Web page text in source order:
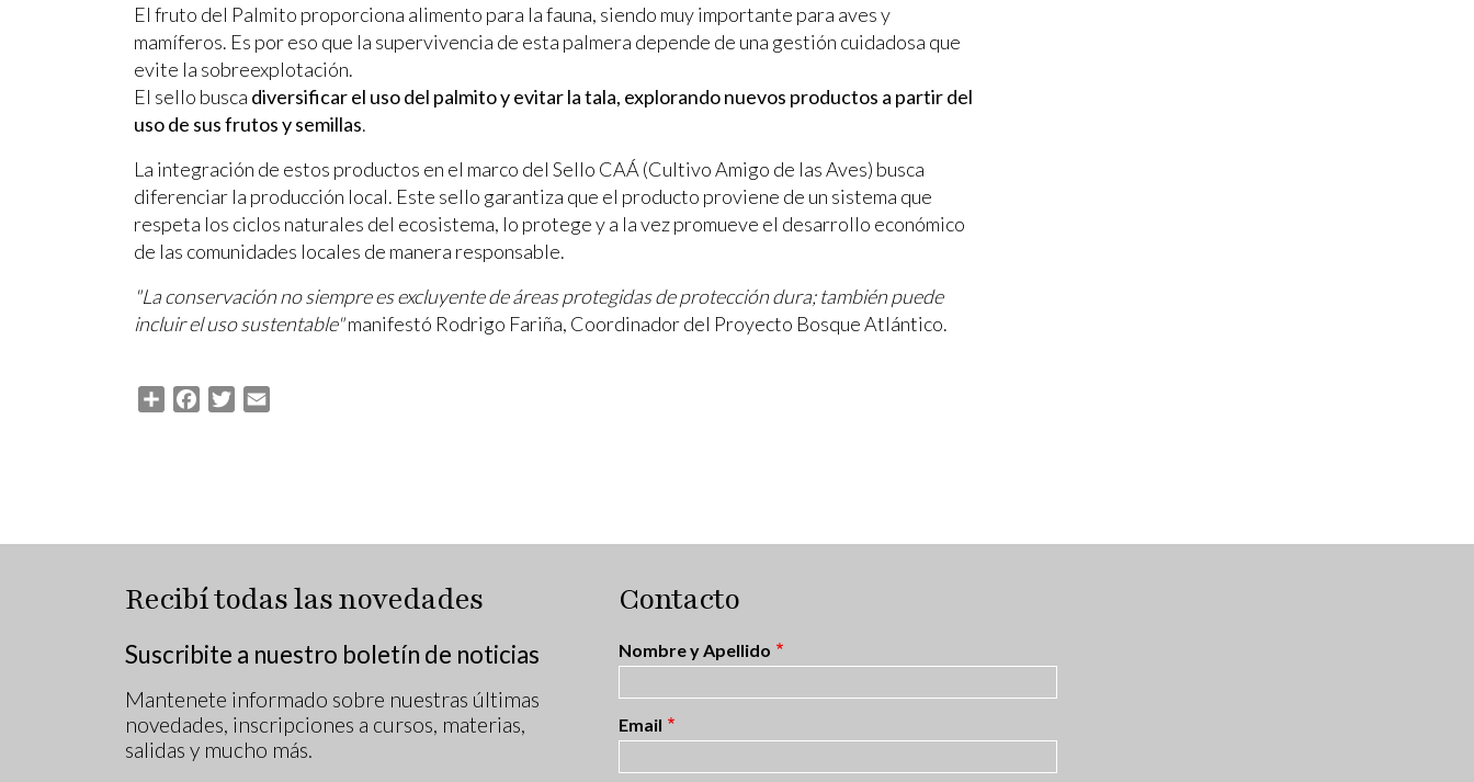
El fruto del Palmito proporciona alimento para la fauna, siendo muy importante para aves y
mamíferos. Es por eso que la supervivencia de esta palmera depende de una gestión cuidadosa que
evite la sobreexplotación.
El sello busca diversificar el uso del palmito y evitar la tala, explorando nuevos productos a partir del
uso de sus frutos y semillas.
La integración de estos productos en el marco del Sello CAÁ (Cultivo Amigo de las Aves) busca
diferenciar la producción local. Este sello garantiza que el producto proviene de un sistema que
respeta los ciclos naturales del ecosistema, lo protege y a la vez promueve el desarrollo económico
de las comunidades locales de manera responsable.
"La conservación no siempre es excluyente de áreas protegidas de protección dura; también puede
incluir el uso sustentable"manifestó Rodrigo Fariña, Coordinador del Proyecto Bosque Atlántico.
Share Facebook
Twitter
Recibí todas las novedades
Suscribite a nuestro boletín de noticias
Mantenete informado sobre nuestras últimas
novedades, inscripciones a cursos, materias,
salidas y mucho más.
Contacto
Nombre y Apellido
Email